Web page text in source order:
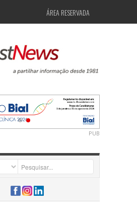
ÁREA RESERVADA
PUB